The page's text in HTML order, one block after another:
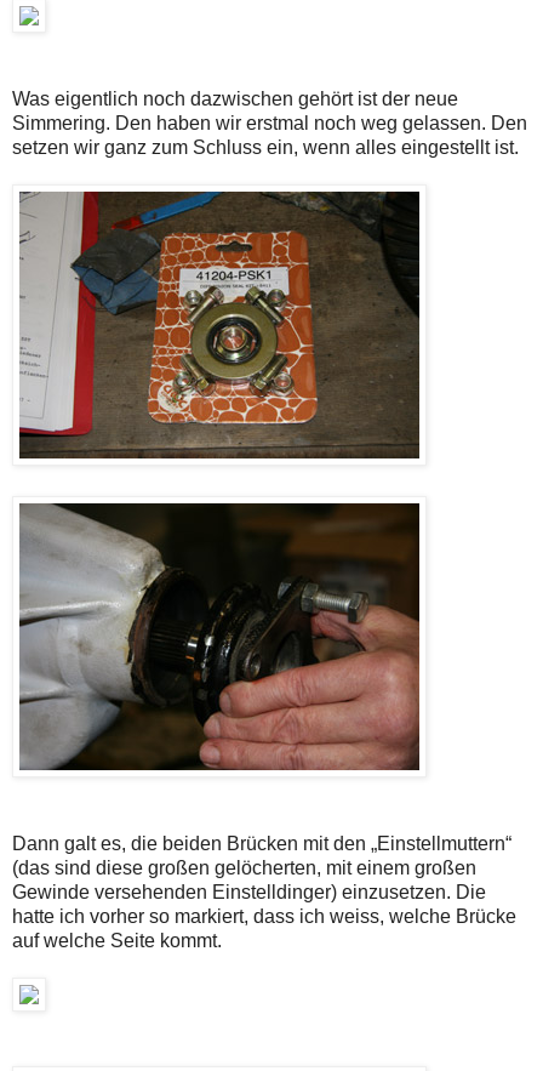
Was eigentlich noch dazwischen gehört ist der neue
Simmering. Den haben wir erstmal noch weg gelassen. Den
setzen wir ganz zum Schluss ein, wenn alles eingestellt ist.
Dann galt es, die beiden Brücken mit den „Einstellmuttern“
(das sind diese großen gelöcherten, mit einem großen
Gewinde versehenden Einstelldinger) einzusetzen. Die
hatte ich vorher so markiert, dass ich weiss, welche Brücke
auf welche Seite kommt.